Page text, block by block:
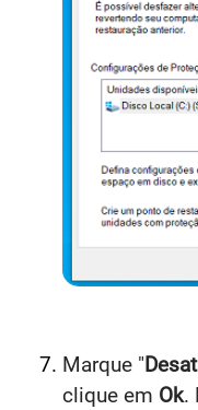
Marque "
clique em Ok.